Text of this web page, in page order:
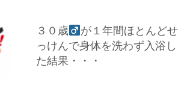
３０歳
が１年間ほとんどせ
っけんで身体を洗わず入浴し
た結果・・・